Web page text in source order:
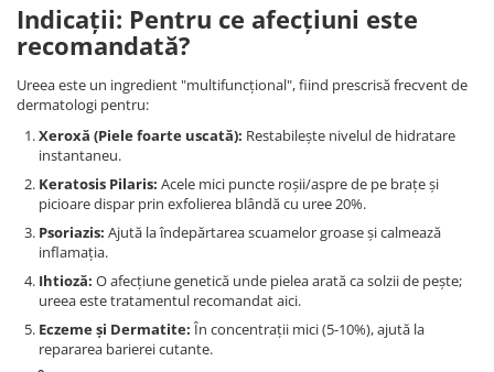
Indicații: Pentru ce afecțiuni este
recomandată?
Ureea este un ingredient "multifuncțional", fiind prescrisă frecvent de
dermatologi pentru:
Xeroxă (Piele foarte uscată): Restabilește nivelul de hidratare
instantaneu.
Keratosis Pilaris: Acele mici puncte roșii/aspre de pe brațe și
picioare dispar prin exfolierea blândă cu uree 20%.
Psoriazis: Ajută la îndepărtarea scuamelor groase și calmează
inflamația.
Ihtioză: O afecțiune genetică unde pielea arată ca solzii de pește;
ureea este tratamentul recomandat aici.
Eczeme și Dermatite: În concentrații mici (5-10%), ajută la
repararea barierei cutante.